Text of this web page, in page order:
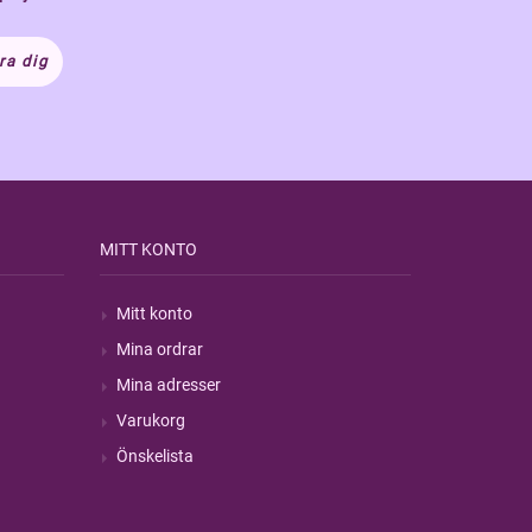
dig
MITT KONTO
Mitt konto
Mina ordrar
Mina adresser
Varukorg
Önskelista